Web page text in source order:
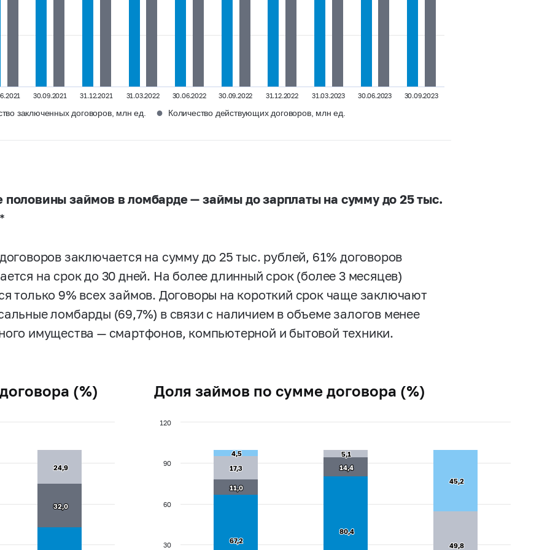
30.09.2021 31.12.2021 31.03.2022 30.06.2022 30.09.2022 31.12.2022 31.03.2023 30.06.2023 30.09.2023
заключенных договоров, млн ед. ● Количество действующих договоров, млн ед.
половины займов в ломбарде — займы до зарплаты на сумму до 25 тыс.
заключается на сумму до 25 тыс. рублей, 61% договоров
на срок до 30 дней. На более длинный срок (более 3 месяцев)
только 9% всех займов. Договоры на короткий срок чаще заключают
ломбарды (69,7%) в связи с наличием в объеме залогов менее
имущества — смартфонов, компьютерной и бытовой техники.
(%) Доля займов по сумме договора (%)
24,9
24,9
32,0
32,0
4,5
4,5
45,2
45,2
17,3
17,3
5,1
5,1
49,8
49,8
11,0
11,0
14,4
14,4
67,2
67,2
80,4
80,4
30
60
90
120